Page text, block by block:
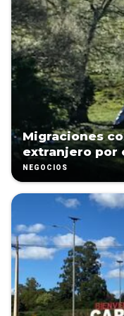
Migraciones
extranjero por
NEGOCIOS